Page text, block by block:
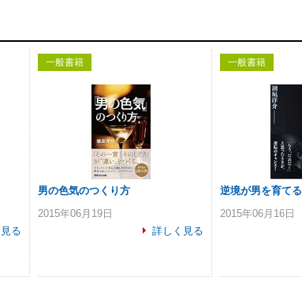
る
一般書籍
男の色気のつくり方
2015年06月19日
詳しく見る
一般書籍
逆境が男を育てる
2015年06月16日